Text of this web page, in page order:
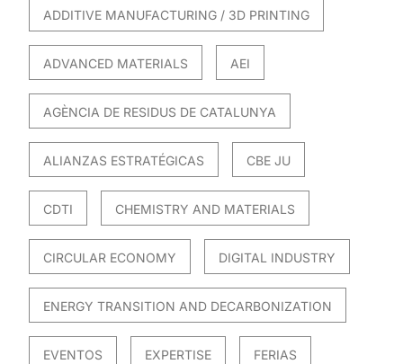
ADDITIVE MANUFACTURING / 3D PRINTING
ADVANCED MATERIALS AEI
AGÈNCIA DE RESIDUS DE CATALUNYA
ALIANZAS ESTRATÉGICAS CBE JU
CDTI CHEMISTRY AND MATERIALS
CIRCULAR ECONOMY DIGITAL INDUSTRY
ENERGY TRANSITION AND DECARBONIZATION
EVENTOS EXPERTISE FERIAS